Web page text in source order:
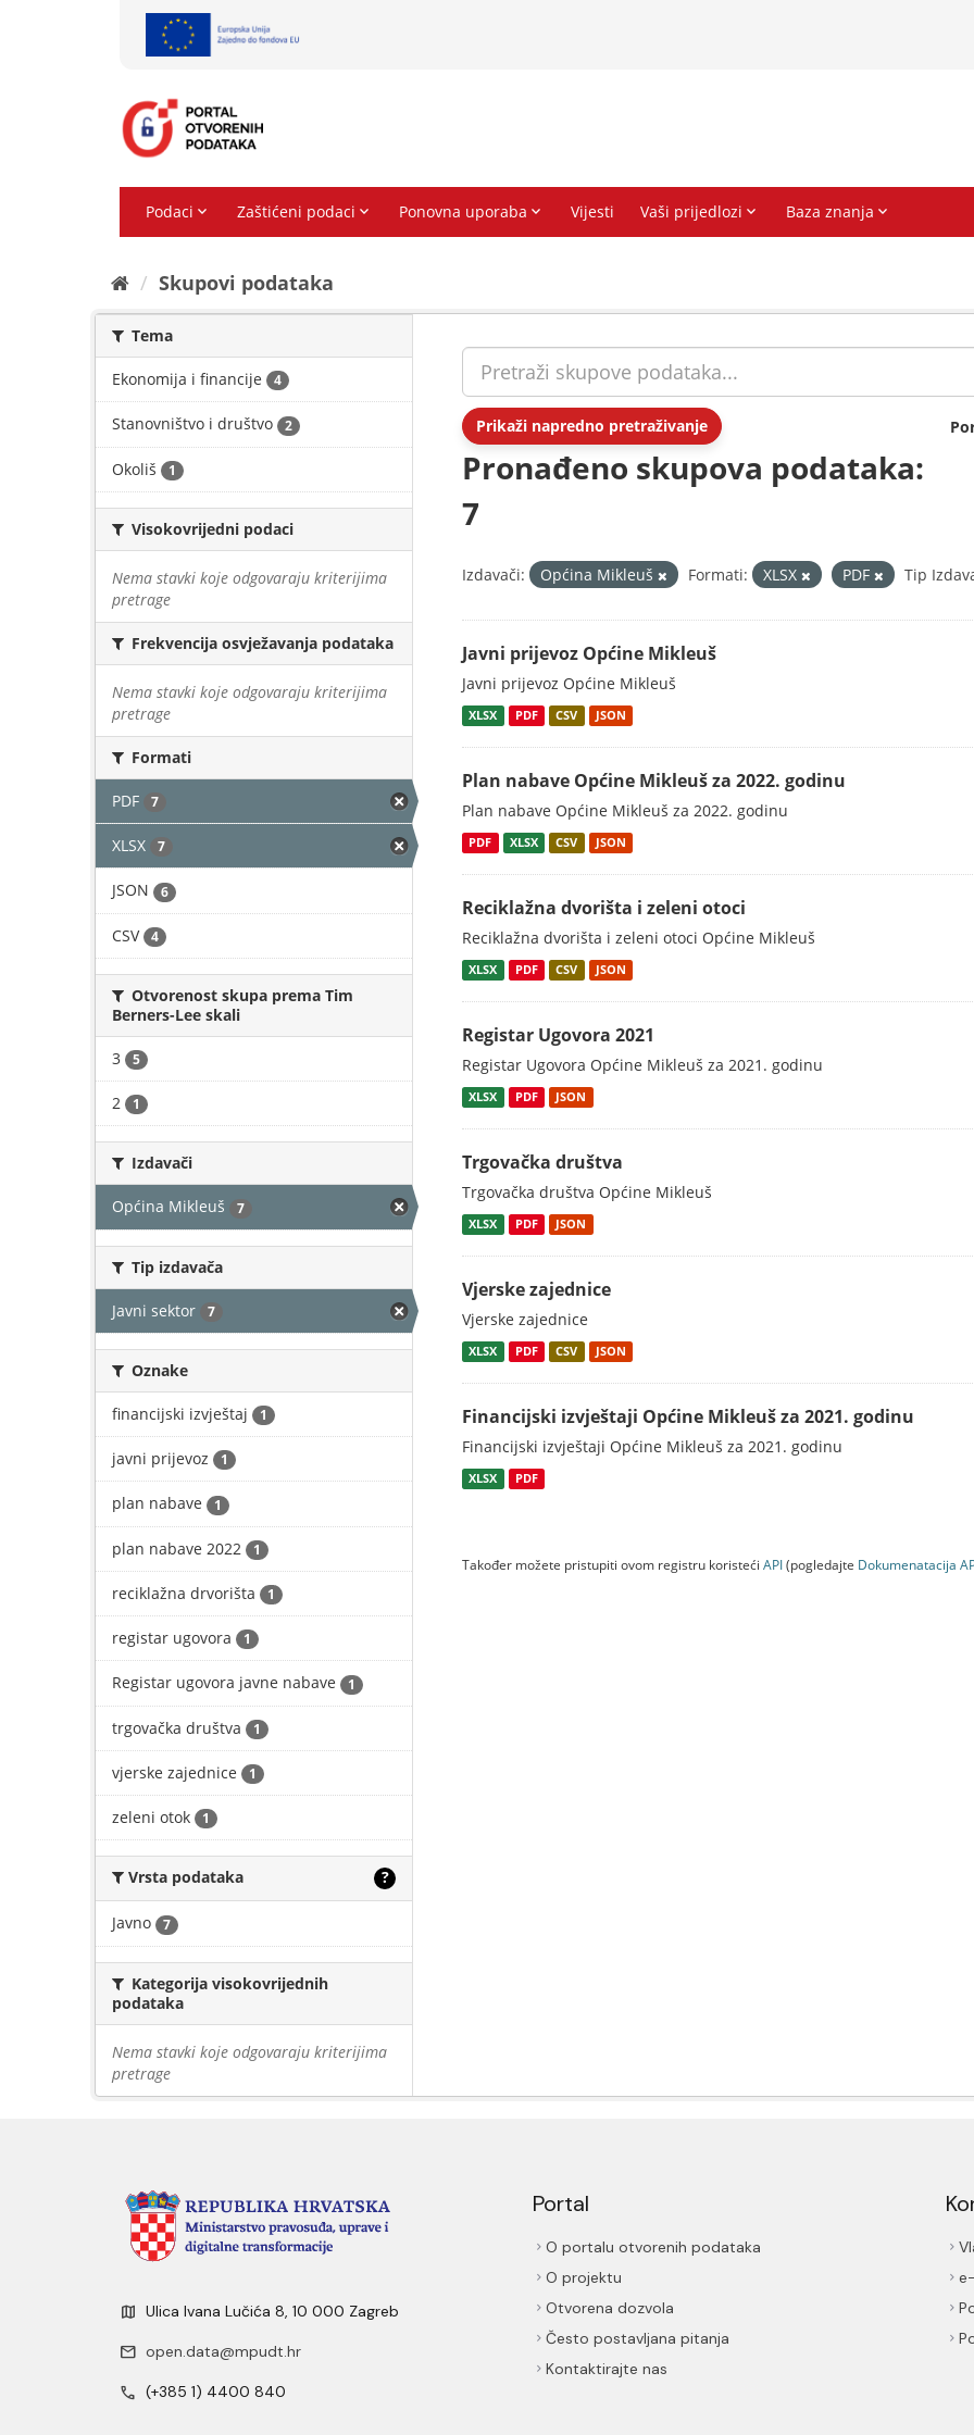
Skupovi podаtаkа
Tema
Ekonomija i financije 4
Stanovništvo i društvo 2
Okoliš 1
Visokovrijedni podaci
Nema stavki koje odgovaraju kriterijima
pretrage
Frekvencija osvježavanja podataka
Nema stavki koje odgovaraju kriterijima
pretrage
Formati
PDF 7
XLSX 7
JSON 6
CSV 4
Otvorenost skupa prema Tim
Berners-Lee skali
3 5
2 1
Izdavači
Općina Mikleuš 7
Tip izdavača
Javni sektor 7
Oznake
financijski izvještaj 1
javni prijevoz 1
plan nabave 1
plan nabave 2022 1
reciklažna drvorišta 1
registar ugovora 1
Registar ugovora javne nabave 1
trgovačka društva 1
vjerske zajednice 1
zeleni otok 1
Vrsta podataka ?
Javno 7
Kategorija visokovrijednih
podataka
Nema stavki koje odgovaraju kriterijima
pretrage
Prikaži napredno pretraživanje
Pronađeno skupova podataka:
7
Izdavači: Općina Mikleuš Formati: XLSX PDF Tip
Javni prijevoz Općine Mikleuš
Javni prijevoz Općine Mikleuš
XLSX PDF CSV JSON
Plan nabave Općine Mikleuš za 2022. godinu
Plan nabave Općine Mikleuš za 2022. godinu
PDF XLSX CSV JSON
Reciklažna dvorišta i zeleni otoci
Reciklažna dvorišta i zeleni otoci Općine Mikleuš
XLSX PDF CSV JSON
Registar Ugovora 2021
Registar Ugovora Općine Mikleuš za 2021. godinu
XLSX PDF JSON
Trgovačka društva
Trgovačka društva Općine Mikleuš
XLSX PDF JSON
Vjerske zajednice
Vjerske zajednice
XLSX PDF CSV JSON
Financijski izvještaji Općine Mikleuš za 2021. godinu
Financijski izvještaji Općine Mikleuš za 2021. godinu
XLSX PDF
Također možete pristupiti ovom registru koristeći API(pogledajte Dokumenаtаcijа